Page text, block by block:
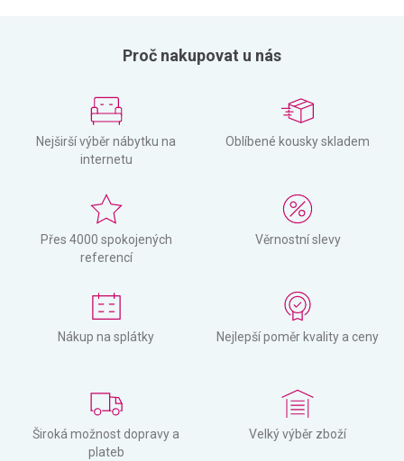
Proč nakupovat u nás
Nejširší výběr nábytku na
internetu
Oblíbené kousky skladem
Přes 4000 spokojených
referencí
Věrnostní slevy
Nákup na splátky Nejlepší poměr kvality a ceny
Široká možnost dopravy a
plateb
Velký výběr zboží